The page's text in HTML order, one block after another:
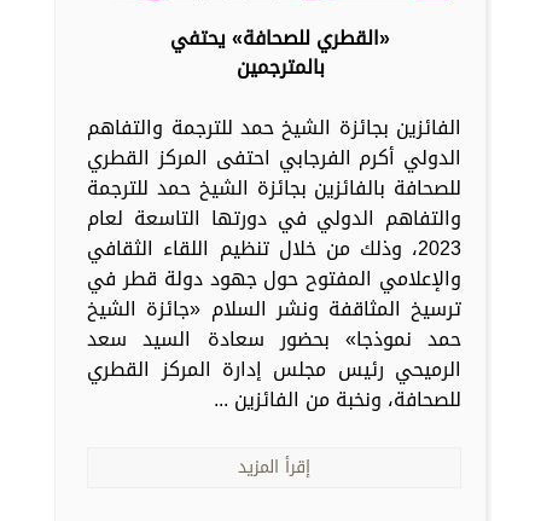
«القطري للصحافة» يحتفي
بالمترجمين
الفائزين بجائزة الشيخ حمد للترجمة والتفاهم
الدولي أكرم الفرجابي احتفى المركز القطري
للصحافة بالفائزين بجائزة الشيخ حمد للترجمة
والتفاهم الدولي في دورتها التاسعة لعام
2023، وذلك من خلال تنظيم اللقاء الثقافي
والإعلامي المفتوح حول جهود دولة قطر في
ترسيخ المثاقفة ونشر السلام «جائزة الشيخ
حمد نموذجا» بحضور سعادة السيد سعد
الرميحي رئيس مجلس إدارة المركز القطري
للصحافة، ونخبة من الفائزين ...
إقرأ المزيد